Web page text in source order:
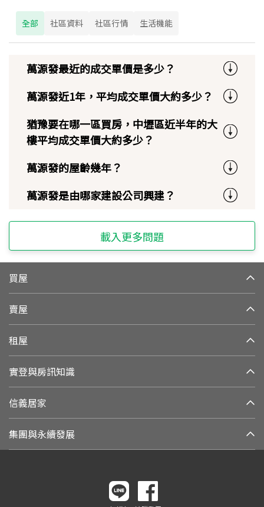
全部 社區資料 社區行情 生活機能
萬源發最近的成交單價是多少？
萬源發近1年，平均成交單價大約多少？
猶豫要在哪一區買房，中壢區近半年的大
樓平均成交單價大約多少？
萬源發的屋齡幾年？
萬源發是由哪家建設公司興建？
載入更多問題
買屋
賣屋
租屋
實登與房訊知識
信義居家
集團與永續發展